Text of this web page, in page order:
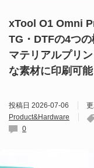
xTool O1 Omni
TG・DTFの4つ
マテリアルプリ
な素材に印刷可能
投稿日 2026-07-06
Product&Hardware
0